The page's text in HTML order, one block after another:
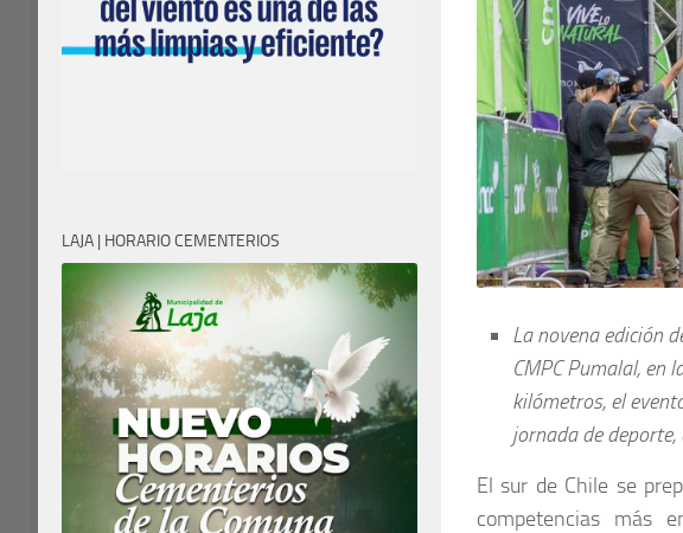
La novena edición
CMPC Pumalal, en
kilómetros, el
jornada de
El sur de Chile se
competencias más
LAJA | HORARIO CEMENTERIOS